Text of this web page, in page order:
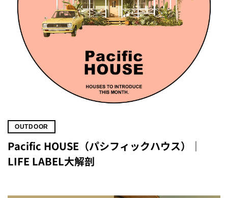
OUTDOOR
Pacific HOUSE（パシフィックハウス）｜
LIFE LABEL大解剖